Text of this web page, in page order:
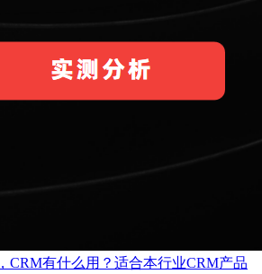
CRM有什么用？适合本行业CRM产品